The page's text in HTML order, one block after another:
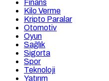
Finans
Kilo Verme
Kripto Paralar
Otomotiv
Oyun
Sağlık
Sigorta
Spor
Teknoloji
Yatırım